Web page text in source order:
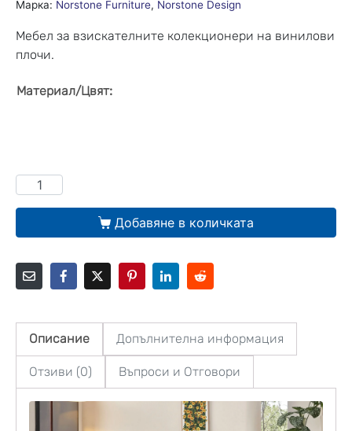
Марка: Norstone Furniture, Norstone Design
Мебел за взискателните колекционери на винилови
плочи.
Материал/Цвят:
Добавяне в количката
Описание Допълнителна информация
Отзиви (0) Въпроси и Отговори